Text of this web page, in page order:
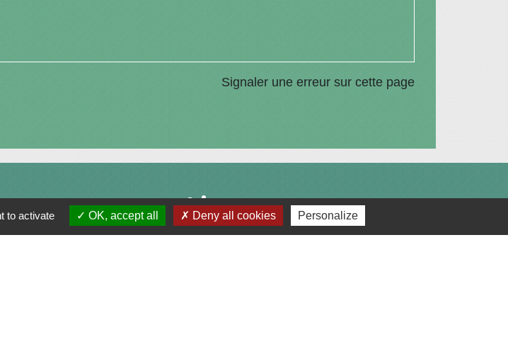
Signaler une erreur sur cette page
Liens
to activate OK, accept all Deny all cookies Personalize